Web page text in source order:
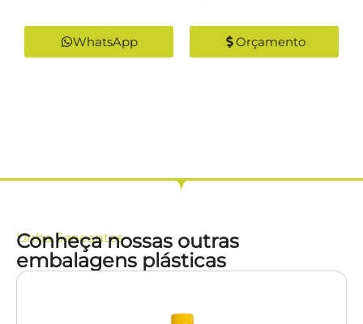
WhatsApp Orçamento
LinhaSaneantes
Conheça nossas outras
embalagens plásticas